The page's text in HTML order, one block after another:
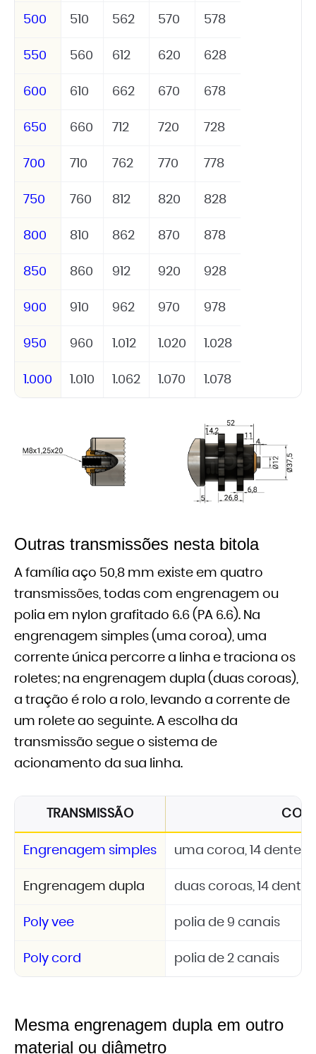
500 510 562 570 578
550 560 612 620 628
600 610 662 670 678
650 660 712 720 728
700 710 762 770 778
750 760 812 820 828
800 810 862 870 878
850 860 912 920 928
900 910 962 970 978
950 960 1.012 1.020 1.028
1.000 1.010 1.062 1.070 1.078
Outras transmissões nesta bitola
A família aço 50,8 mm existe em quatro
transmissões, todas com engrenagem ou
polia em nylon grafitado 6.6 (PA 6.6). Na
engrenagem simples (uma coroa), uma
corrente única percorre a linha e traciona os
roletes; na engrenagem dupla (duas coroas),
a tração é rolo a rolo, levando a corrente de
um rolete ao seguinte. A escolha da
transmissão segue o sistema de
acionamento da sua linha.
TRANSMISSÃO
Engrenagem simples uma coroa, 14 dentes,
Engrenagem dupla duas coroas, 14
Poly vee polia de 9 canais
Poly cord polia de 2 canais
Mesma engrenagem dupla em outro
material ou diâmetro